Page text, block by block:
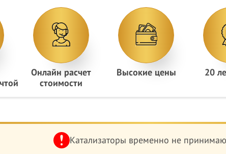
Онлайн расчет
стоимости
Высокие цены 20
Катализаторы временно не